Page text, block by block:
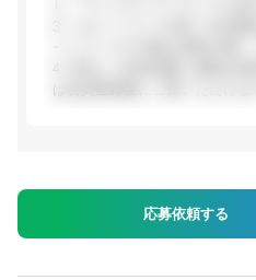
は会員登録後にご覧いただけま
応募依頼する